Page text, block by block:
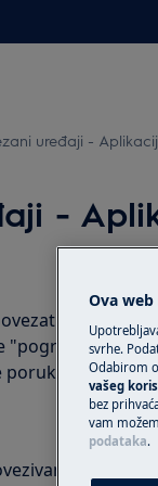
uređaji -
-
s uređajem
"pogreška veze"
Ova
svrhe.
Odabirom
vašeg
bez
vam
podataka.